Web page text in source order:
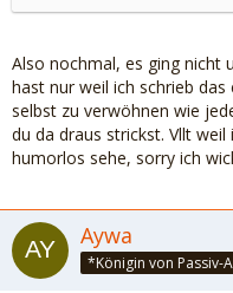
Also nochmal, es ging nicht
hast nur weil ich schrieb
selbst zu verwöhnen wie
du da draus strickst. Vllt
humorlos sehe, sorry ich
Aywa